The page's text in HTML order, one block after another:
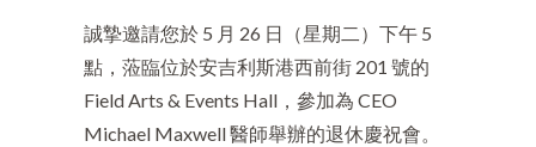
誠摯邀請您於 5 月 26 日（星期二）下午 5
點，蒞臨位於安吉利斯港西前街 201 號的
Field Arts & Events Hall，參加為 CEO
Michael Maxwell 醫師舉辦的退休慶祝會。